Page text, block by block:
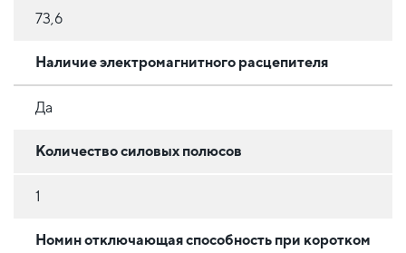
73,6
Наличие электромагнитного расцепителя
Да
Количество силовых полюсов
1
Номин отключающая способность при коротком